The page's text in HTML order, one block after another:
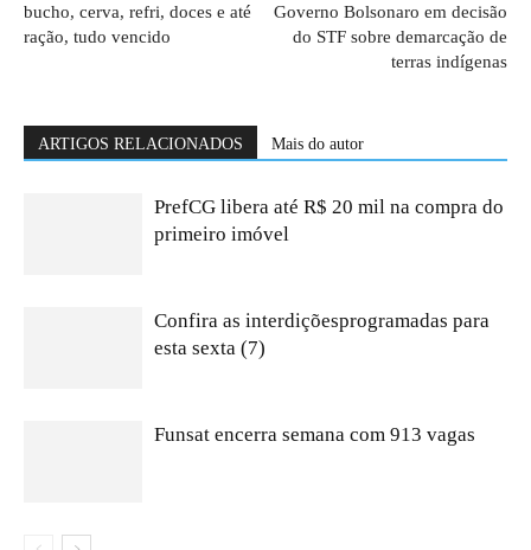
bucho, cerva, refri, doces e até
ração, tudo vencido
Governo Bolsonaro em decisão
do STF sobre demarcação de
terras indígenas
ARTIGOS RELACIONADOS Mais do autor
PrefCG libera até R$ 20 mil na compra do
primeiro imóvel
Confira as interdiçõesprogramadas para
esta sexta (7)
Funsat encerra semana com 913 vagas